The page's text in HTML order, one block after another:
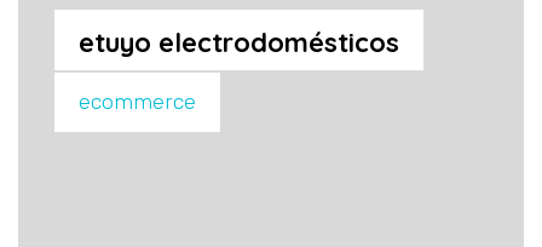
etuyo electrodomésticos
ecommerce